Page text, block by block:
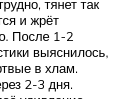
тянет так
и жрёт
После 1-2
выяснилось,
в хлам.
2-3 дня.